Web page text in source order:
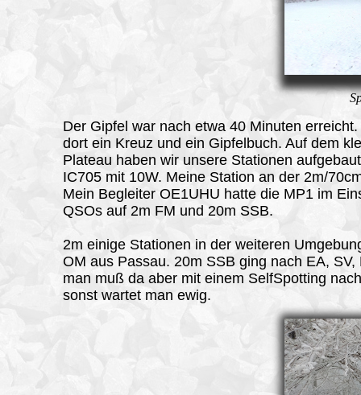
Der Gipfel war nach etwa 40 Minuten
dort ein Kreuz und ein Gipfelbuch. Auf dem
Plateau haben wir unsere Stationen
IC705 mit 10W. Meine Station an der 2m/
Mein Begleiter OE1UHU hatte die MP1 im
QSOs auf 2m FM und 20m SSB.
2m einige Stationen in der weiteren
OM aus Passau. 20m SSB ging nach EA, SV,
man muß da aber mit einem SelfSpotting
sonst wartet man ewig.